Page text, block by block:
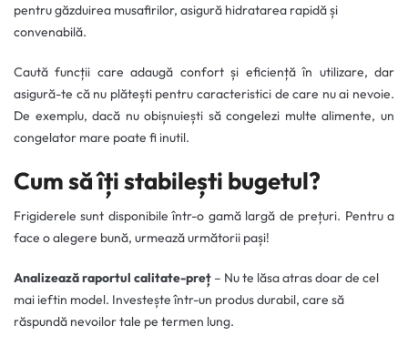
pentru găzduirea musafirilor, asigură hidratarea rapidă și
convenabilă.
Caută funcții care adaugă confort și eficiență în utilizare, dar
asigură-te că nu plătești pentru caracteristici de care nu ai nevoie.
De exemplu, dacă nu obișnuiești să congelezi multe alimente, un
congelator mare poate fi inutil.
Cum să îți stabilești bugetul?
Frigiderele sunt disponibile într-o gamă largă de prețuri. Pentru a
face o alegere bună, urmează următorii pași!
Analizează raportul calitate-preț – Nu te lăsa atras doar de cel
mai ieftin model. Investește într-un produs durabil, care să
răspundă nevoilor tale pe termen lung.